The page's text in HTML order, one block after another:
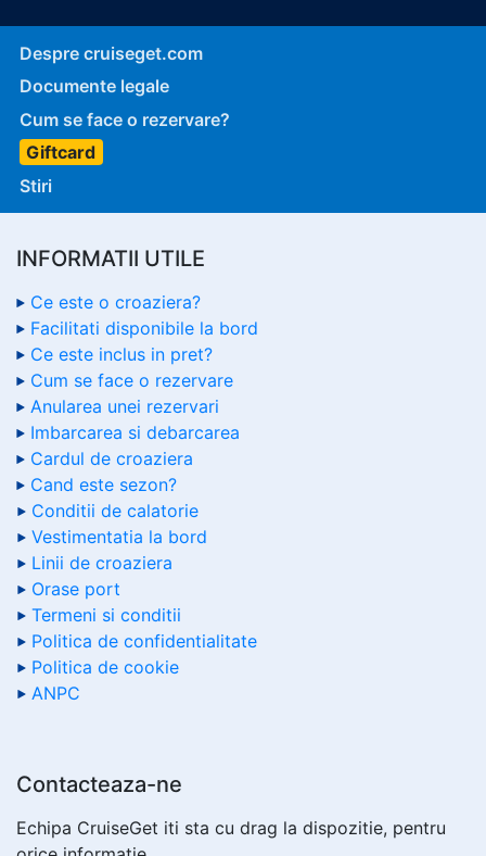
Despre cruiseget.com
Documente legale
Cum se face o rezervare?
Giftcard
Stiri
INFORMATII UTILE
Ce este o croaziera?
Facilitati disponibile la bord
Ce este inclus in pret?
Cum se face o rezervare
Anularea unei rezervari
Imbarcarea si debarcarea
Cardul de croaziera
Cand este sezon?
Conditii de calatorie
Vestimentatia la bord
Linii de croaziera
Orase port
Termeni si conditii
Politica de confidentialitate
Politica de cookie
ANPC
Contacteaza-ne
Echipa CruiseGet iti sta cu drag la dispozitie, pentru